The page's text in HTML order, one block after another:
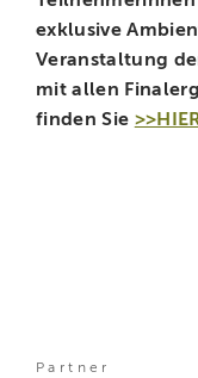
exklusive
Veranstaltung
mit allen
finden Sie
Partner